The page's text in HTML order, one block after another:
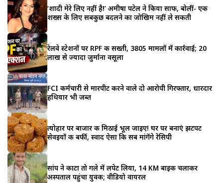
‘शादी मेरे लिए नहीं है!’ अमीषा पटेल ने किया साफ, बोलीं- एक
शख्स के लिए सबकुछ बदलने का जोखिम नहीं ले सकती
रेलवे स्टेशनों पर RPF की सख्ती, 3805 मामलों में कार्रवाई; 20
लाख से ज्यादा जुर्माना वसूला
FCI कर्मचारी से मारपीट करने वाले दो आरोपी गिरफ्तार, धारदार
हथियार भी जब्त
त्योहार पर बाजार की मिठाई भूल जाइए! घर पर बनाएं झटपट
सेवइयों की बर्फी, स्वाद ऐसा कि सब मांगेंगे रेसिपी
सांप ने काटा तो गले में लपेट लिया, 14 KM बाइक चलाकर
अस्पताल पहुंचा युवक; वीडियो वायरल